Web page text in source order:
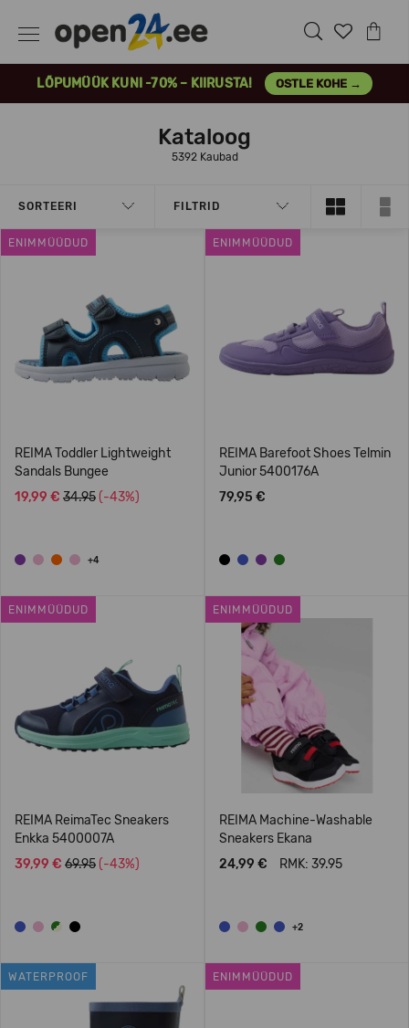
LÕPUMÜÜK KUNI -70% – KIIRUSTA! OSTLE KOHE →
Kataloog
5392 Kaubad
SORTEERI FILTRID
ENIMMÜÜDUD
REIMA Toddler Lightweight
Sandals Bungee
19,99 € 34.95 (-43%)
+4
ENIMMÜÜDUD
REIMA Barefoot Shoes Telmin
Junior 5400176A
79,95 €
ENIMMÜÜDUD
REIMA ReimaTec Sneakers
Enkka 5400007A
39,99 € 69.95 (-43%)
ENIMMÜÜDUD
REIMA Machine-Washable
Sneakers Ekana
24,99 €
RMK: 39.95
+2
WATERPROOF ENIMMÜÜDUD